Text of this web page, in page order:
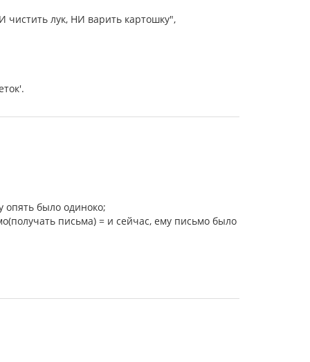
чистить лук, НИ варить картошку",
опять было одиноко;
письма) = и сейчас, ему письмо было